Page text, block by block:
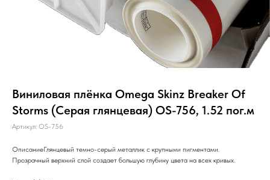
Виниловая плёнка Omega Skinz Breaker Of
Storms (Серая глянцевая) OS-756, 1.52 пог.м
Артикул: OS-756
ОписаниеГлянцевый темно-серый металлик с крупными пигментами.
Прозрачный верхний слой создает большую глубину цвета на всех кривых.